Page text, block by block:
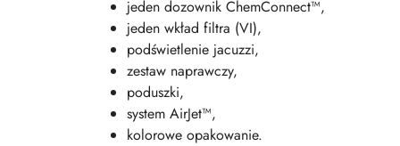
jeden dozownik ChemConnect™,
jeden wkład filtra (VI),
podświetlenie jacuzzi,
zestaw naprawczy,
poduszki,
system AirJet™,
kolorowe opakowanie.